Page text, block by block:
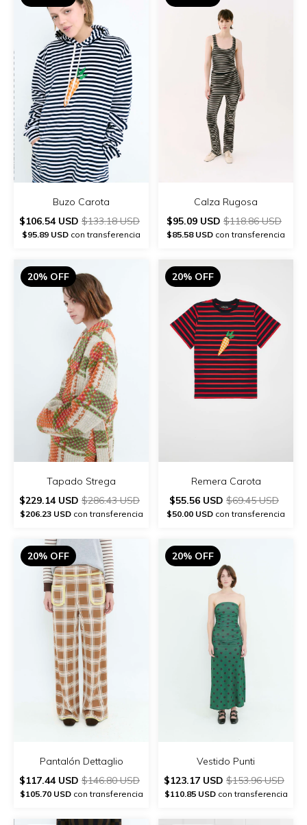
Buzo Carota
$106.54 USD $133.18 USD
$95.89 USD con transferencia
Calza Rugosa
$95.09 USD $118.86 USD
$85.58 USD con transferencia
20% OFF
Tapado Strega
$229.14 USD $286.43 USD
$206.23 USDcon transferencia
20% OFF
Remera Carota
$55.56 USD $69.45 USD
$50.00 USD con transferencia
20% OFF
Pantalón Dettaglio
$117.44 USD $146.80 USD
$105.70 USDcon transferencia
20% OFF
Vestido Punti
$123.17 USD $153.96 USD
$110.85 USDcon transferencia